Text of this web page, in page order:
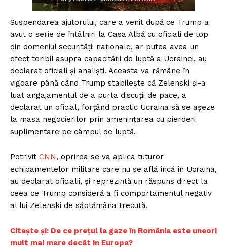
Suspendarea ajutorului, care a venit după ce Trump a
avut o serie de întâlniri la Casa Albă cu oficiali de top
din domeniul securității naționale, ar putea avea un
efect teribil asupra capacității de luptă a Ucrainei, au
declarat oficiali și analiști. Aceasta va rămâne în
vigoare până când Trump stabilește că Zelenski și-a
luat angajamentul de a purta discuții de pace, a
declarat un oficial, forțând practic Ucraina să se așeze
la masa negocierilor prin amenințarea cu pierderi
suplimentare pe câmpul de luptă.
Potrivit CNN, oprirea se va aplica tuturor
echipamentelor militare care nu se află încă în Ucraina,
au declarat oficialii, și reprezintă un răspuns direct la
ceea ce Trump consideră a fi comportamentul negativ
al lui Zelenski de săptămâna trecută.
Citește și: De ce prețul la gaze în România este uneori
mult mai mare decât in Europa?